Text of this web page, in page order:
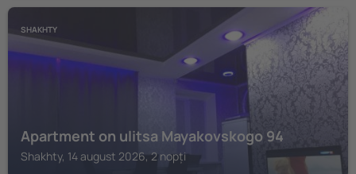
SHAKHTY
Apartment on ulitsa Mayakovskogo 94
Shakhty, 14 august 2026, 2 nopți